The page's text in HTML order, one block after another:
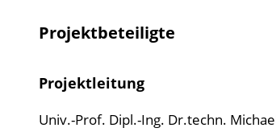
n
d
Projektbeteiligte
Projektleitung
Univ.-Prof. Dipl.-Ing. Dr.techn.